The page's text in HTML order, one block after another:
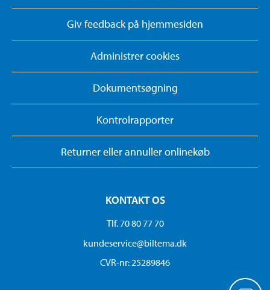
Giv feedback på hjemmesiden
Administrer cookies
Dokumentsøgning
Kontrolrapporter
Returner eller annuller onlinekøb
KONTAKT OS
Tlf. 70 80 77 70
kundeservice@biltema.dk
CVR-nr: 25289846